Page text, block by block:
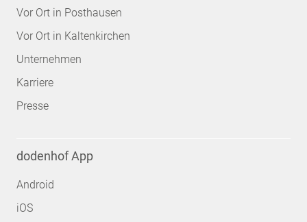
Vor Ort in Posthausen
Vor Ort in Kaltenkirchen
Unternehmen
Karriere
Presse
dodenhof App
Android
iOS